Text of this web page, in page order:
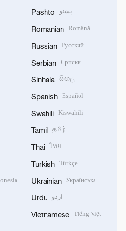
Pashto پښتو
Romanian Română
Russian Русский
Serbian Српски
Sinhala සිංහල
Spanish Español
Swahili Kiswahili
Tamil தமிழ்
Thai ไทย
Turkish Türkçe
Ukrainian Українська
Urdu اردو
Vietnamese Tiếng Việt